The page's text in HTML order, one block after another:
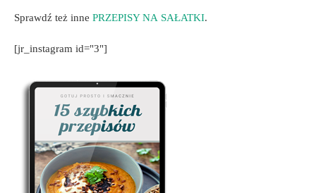
Sprawdź też inne PRZEPISY NA SAŁATKI.
[jr_instagram id="3"]